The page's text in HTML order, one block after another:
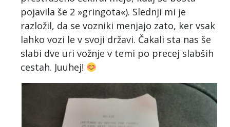
pojavila še 2 »gringota«). Slednji mi je
razložil, da se vozniki menjajo zato, ker vsak
lahko vozi le v svoji državi. Čakali sta nas še
slabi dve uri vožnje v temi po precej slabših
cestah. Juuhej!